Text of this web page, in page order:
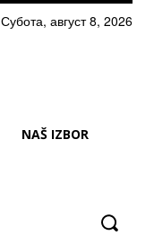
Субота, август 8, 2026
NAŠ IZBOR